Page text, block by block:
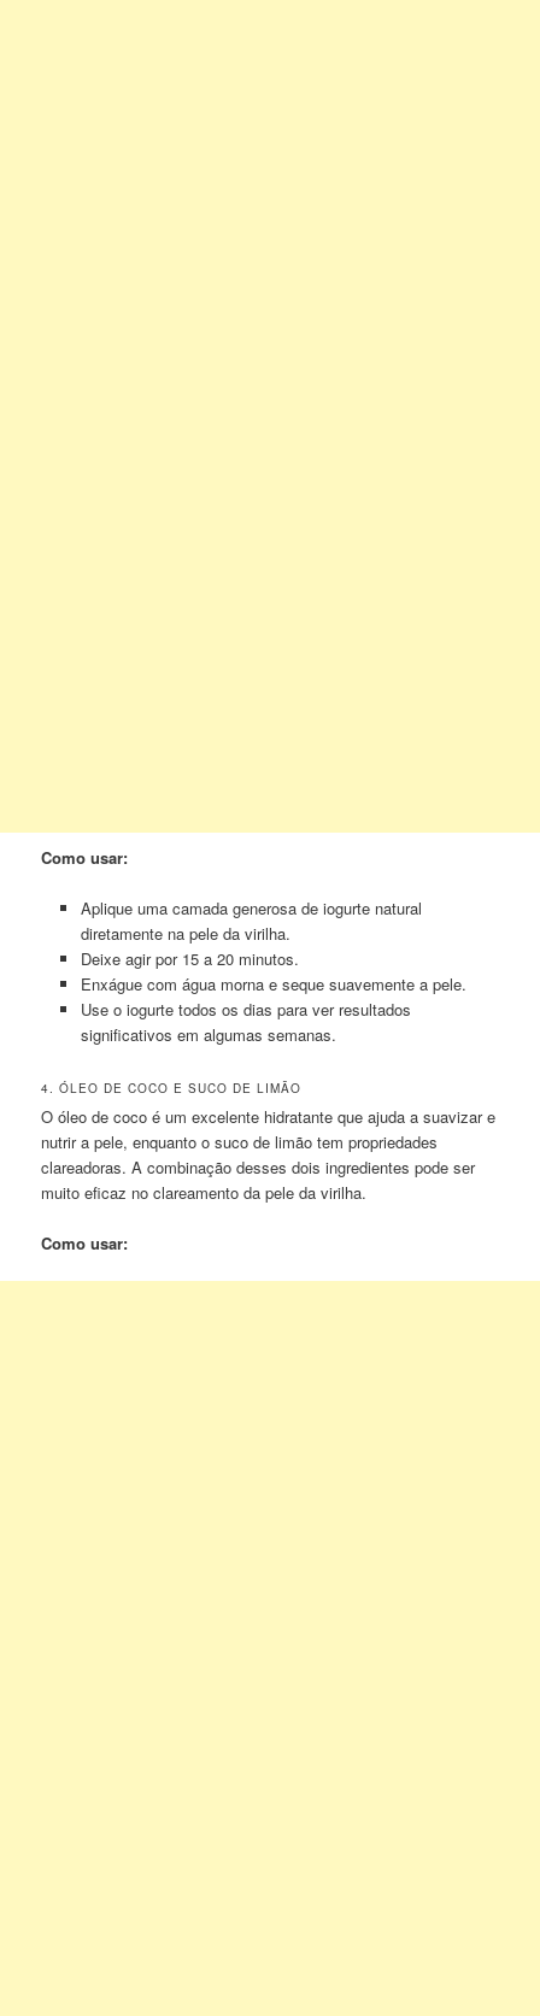
Como usar:
Aplique uma camada generosa de iogurte natural
diretamente na pele da virilha.
Deixe agir por 15 a 20 minutos.
Enxágue com água morna e seque suavemente a pele.
Use o iogurte todos os dias para ver resultados
significativos em algumas semanas.
4. ÓLEO DE COCO E SUCO DE LIMÃO
O óleo de coco é um excelente hidratante que ajuda a suavizar e
nutrir a pele, enquanto o suco de limão tem propriedades
clareadoras. A combinação desses dois ingredientes pode ser
muito eficaz no clareamento da pele da virilha.
Como usar: